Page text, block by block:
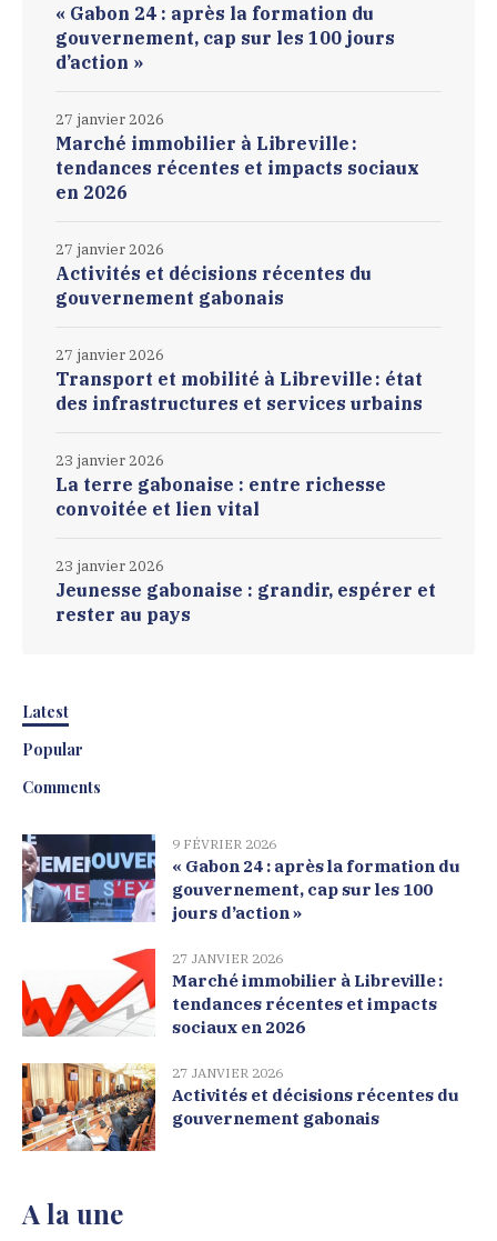
« Gabon 24 : après la formation du
gouvernement, cap sur les 100 jours
d’action »
Marché immobilier à Libreville :
tendances récentes et impacts sociaux
en 2026
27 janvier 2026
Activités et décisions récentes du
gouvernement gabonais
27 janvier 2026
Transport et mobilité à Libreville : état
des infrastructures et services urbains
27 janvier 2026
La terre gabonaise : entre richesse
convoitée et lien vital
23 janvier 2026
Jeunesse gabonaise : grandir, espérer et
rester au pays
23 janvier 2026
Latest
Popular
Comments
9 FÉVRIER 2026
« Gabon 24 : après la formation du
gouvernement, cap sur les 100
jours d’action »
27 JANVIER 2026
Marché immobilier à Libreville :
tendances récentes et impacts
sociaux en 2026
27 JANVIER 2026
Activités et décisions récentes du
gouvernement gabonais
A la une